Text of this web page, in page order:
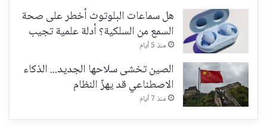
هل سماعات البلوتوث أخطر على صحة
السمع من السلكية؟ أدلة علمية تجيب
منذ 5 أيام
الصين تخشى سلاحها الجديد... الذكاء
الاصطناعي قد يهزّ النظام
منذ 7 أيام